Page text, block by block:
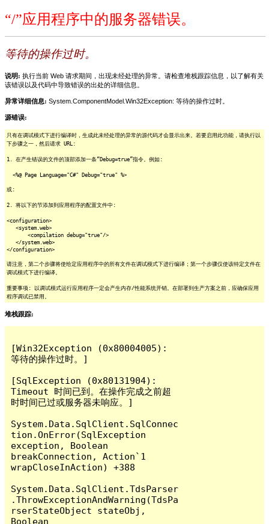
“/”应用程序中的服务器错误。
等待的操作过时。
说明: 执行当前 Web 请求期间，出现未经处理的异常。请检查堆栈跟踪信息，以了解有关
该错误以及代码中导致错误的出处的详细信息。
异常详细信息: System.ComponentModel.Win32Exception: 等待的操作过时。
源错误:
只有在调试模式下进行编译时，生成此未经处理的异常的源代码才会显示出来。若要启用此功能，请执行以
下步骤之一，然后请求 URL:
1. 在产生错误的文件的顶部添加一条“Debug=true”指令。例如:
<%@ Page Language="C#" Debug="true" %>
或:
2. 将以下的节添加到应用程序的配置文件中:
<configuration>
<system.web>
<compilation debug="true"/>
</system.web>
</configuration>
请注意，第二个步骤将使给定应用程序中的所有文件在调试模式下进行编译；第一个步骤仅使该特定文件在
调试模式下进行编译。
重要事项: 以调试模式运行应用程序一定会产生内存/性能系统开销。在部署到生产方案之前，应确保应用
程序调试已禁用。
堆栈跟踪:
[Win32Exception (0x80004005):
等待的操作过时。]
[SqlException (0x80131904):
Timeout 时间已到。在操作完成之前超
时时间已过或服务器未响应。]
System.Data.SqlClient.SqlConnec
tion.OnError(SqlException
exception, Boolean
breakConnection, Action`1
wrapCloseInAction) +388
System.Data.SqlClient.TdsParser
.ThrowExceptionAndWarning(TdsPa
rserStateObject stateObj,
Boolean